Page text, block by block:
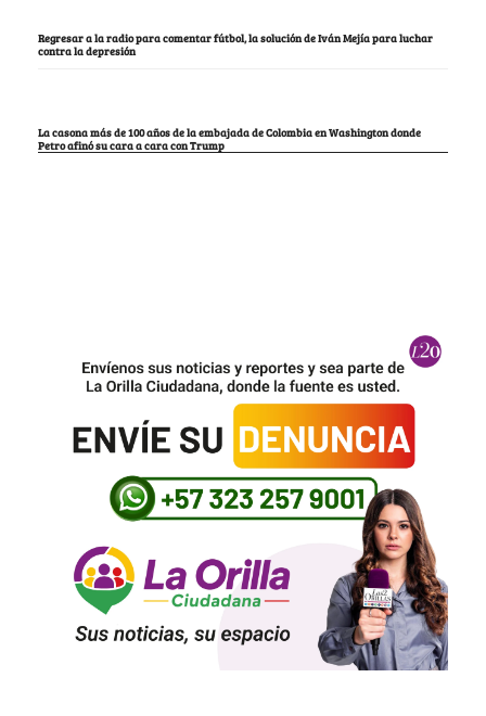
Regresar a la radio para comentar fútbol, la solución de Iván Mejía para luchar
contra la depresión
La casona más de 100 años de la embajada de Colombia en Washington donde
Petro afinó su cara a cara con Trump